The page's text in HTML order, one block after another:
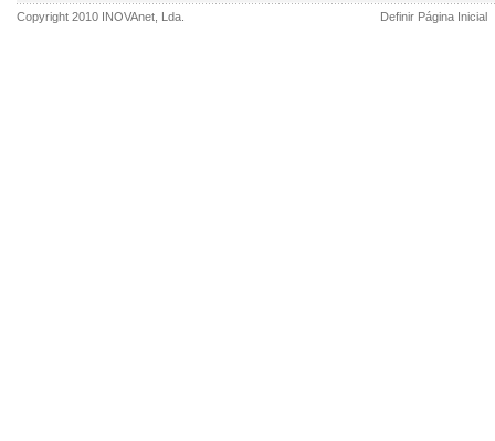
Copyright 2010 INOVAnet , Lda. Definir Página Inicial